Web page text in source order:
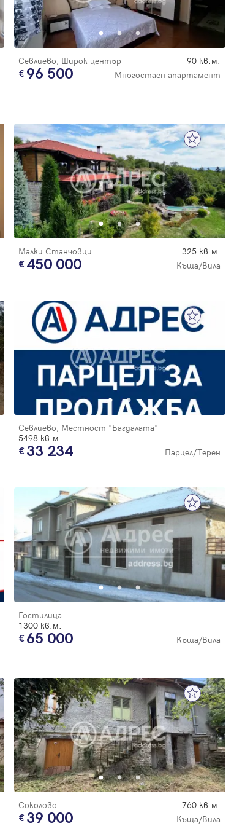
Севлиево, Широк център 90 кв.м.
96 500 Многостаен апартамент
Малки Станчовци 325 кв.м.
450 000 Къща/Вила
Севлиево, Местност "Багдалата"
5498 кв.м.
33 234 Парцел/Терен
Гостилица
1300 кв.м.
65 000 Къща/Вила
Соколово 760 кв.м.
39 000 Къща/Вила